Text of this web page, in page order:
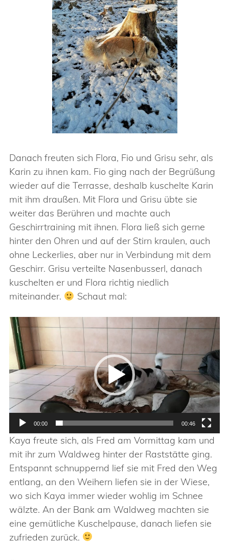
Danach freuten sich Flora, Fio und Grisu sehr, als
Karin zu ihnen kam. Fio ging nach der Begrüßung
wieder auf die Terrasse, deshalb kuschelte Karin
mit ihm draußen. Mit Flora und Grisu übte sie
weiter das Berühren und machte auch
Geschirrtraining mit ihnen. Flora ließ sich gerne
hinter den Ohren und auf der Stirn kraulen, auch
ohne Leckerlies, aber nur in Verbindung mit dem
Geschirr. Grisu verteilte Nasenbusserl, danach
kuschelten er und Flora richtig niedlich
miteinander.
Schaut mal:
Video-
Player
00:00 00:46
Kaya freute sich, als Fred am Vormittag kam und
mit ihr zum Waldweg hinter der Raststätte ging.
Entspannt schnuppernd lief sie mit Fred den Weg
entlang, an den Weihern liefen sie in der Wiese,
wo sich Kaya immer wieder wohlig im Schnee
wälzte. An der Bank am Waldweg machten sie
eine gemütliche Kuschelpause, danach liefen sie
zufrieden zurück.